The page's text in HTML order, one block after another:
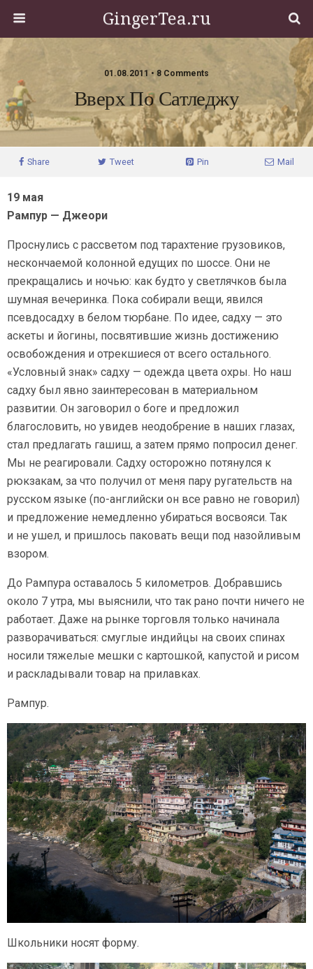
GingerTea.ru
01.08.2011 • 8 Comments
Вверх По Сатледжу
Share Tweet Pin Mail
19 мая
Рампур — Джеори
Проснулись с рассветом под тарахтение грузовиков,
нескончаемой колонной едущих по шоссе. Они не
прекращались и ночью: как будто у светлячков была
шумная вечеринка. Пока собирали вещи, явился
псевдосадху в белом тюрбане. По идее, садху — это
аскеты и йогины, посвятившие жизнь достижению
освобождения и отрекшиеся от всего остального.
«Условный знак» садху — одежда цвета охры. Но наш
садху был явно заинтересован в материальном
развитии. Он заговорил о боге и предложил
благословить, но увидев неодобрение в наших глазах,
стал предлагать гашиш, а затем прямо попросил денег.
Мы не реагировали. Садху осторожно потянулся к
рюкзакам, за что получил от меня пару ругательств на
русском языке (по-английски он все равно не говорил)
и предложение немедленно убираться восвояси. Так
и не ушел, и пришлось паковать вещи под назойливым
взором.
До Рампура оставалось 5 километров. Добравшись
около 7 утра, мы выяснили, что так рано почти ничего не
работает. Даже на рынке торговля только начинала
разворачиваться: смуглые индийцы на своих спинах
носили тяжелые мешки с картошкой, капустой и рисом
и раскладывали товар на прилавках.
Рампур.
Школьники носят форму.